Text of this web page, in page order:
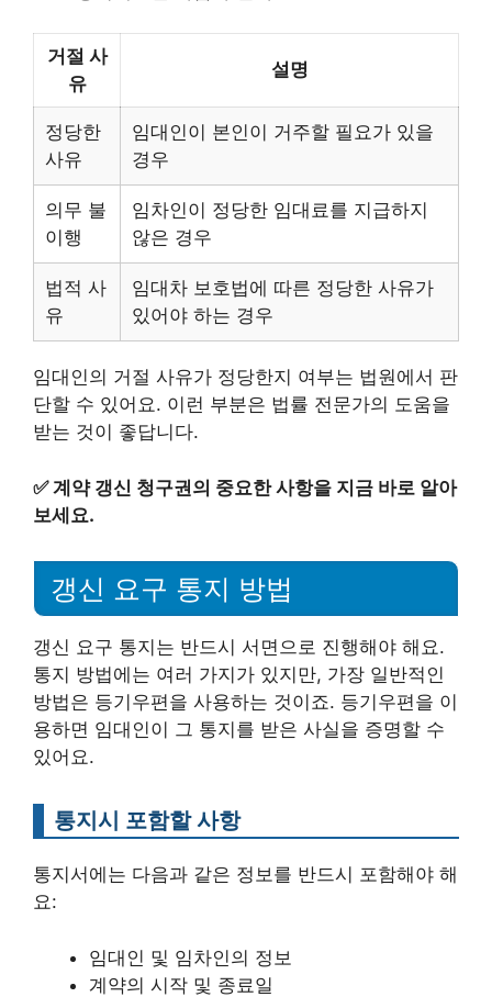
거절 사
유
설명
정당한
사유
임대인이 본인이 거주할 필요가 있을
경우
의무 불
이행
임차인이 정당한 임대료를 지급하지
않은 경우
법적 사
유
임대차 보호법에 따른 정당한 사유가
있어야 하는 경우
임대인의 거절 사유가 정당한지 여부는 법원에서 판
단할 수 있어요. 이런 부분은 법률 전문가의 도움을
받는 것이 좋답니다.
✅계약 갱신 청구권의 중요한 사항을 지금 바로 알아
보세요.
갱신 요구 통지 방법
갱신 요구 통지는 반드시 서면으로 진행해야 해요.
통지 방법에는 여러 가지가 있지만, 가장 일반적인
방법은 등기우편을 사용하는 것이죠. 등기우편을 이
용하면 임대인이 그 통지를 받은 사실을 증명할 수
있어요.
통지시 포함할 사항
통지서에는 다음과 같은 정보를 반드시 포함해야 해
요:
임대인 및 임차인의 정보
계약의 시작 및 종료일